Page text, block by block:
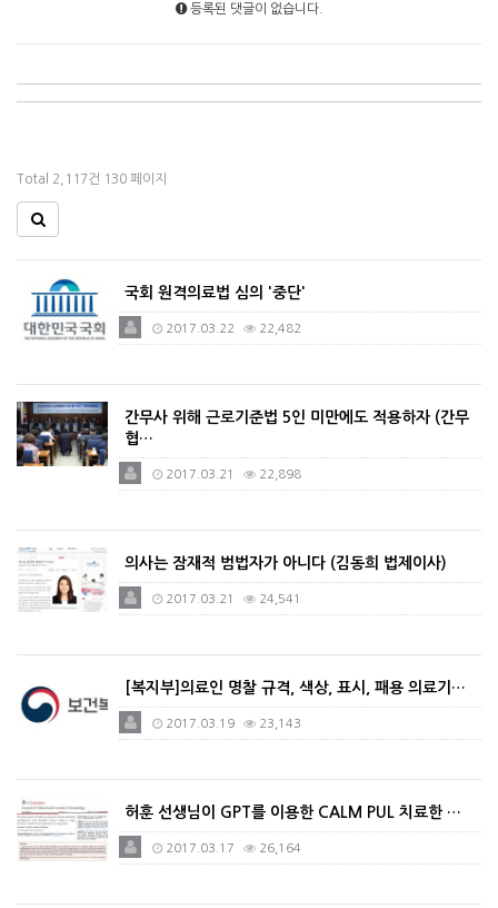
등록된 댓글이 없습니다.
Total 2,117건 130 페이지
국회 원격의료법 심의 '중단'
2017.03.22 22,482
간무사 위해 근로기준법 5인 미만에도 적용하자 (간무
협…
2017.03.21 22,898
의사는 잠재적 범법자가 아니다 (김동희 법제이사)
2017.03.21 24,541
[복지부]의료인 명찰 규격, 색상, 표시, 패용 의료기…
2017.03.19 23,143
허훈 선생님이 GPT를 이용한 CALM PUL 치료한 …
2017.03.17 26,164